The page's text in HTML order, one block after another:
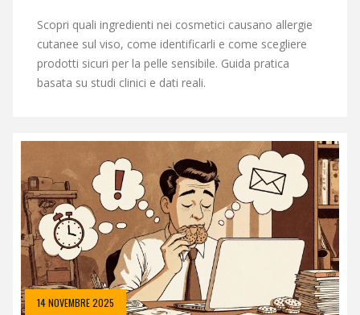
Scopri quali ingredienti nei cosmetici causano allergie
cutanee sul viso, come identificarli e come scegliere
prodotti sicuri per la pelle sensibile. Guida pratica
basata su studi clinici e dati reali.
14 NOVEMBRE 2025